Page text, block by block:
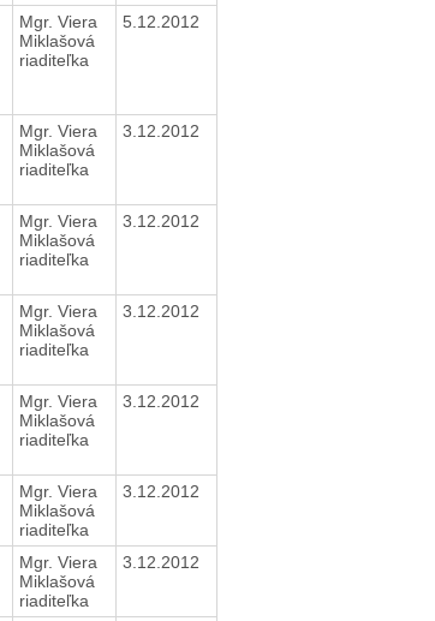
Mgr. Viera
Miklašová
riaditeľka
5.12.2012
Mgr. Viera
Miklašová
riaditeľka
3.12.2012
Mgr. Viera
Miklašová
riaditeľka
3.12.2012
Mgr. Viera
Miklašová
riaditeľka
3.12.2012
Mgr. Viera
Miklašová
riaditeľka
3.12.2012
Mgr. Viera
Miklašová
riaditeľka
3.12.2012
Mgr. Viera
Miklašová
riaditeľka
3.12.2012